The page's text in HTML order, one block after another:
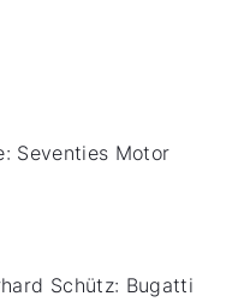
Seventies Motor
Schütz: Bugatti